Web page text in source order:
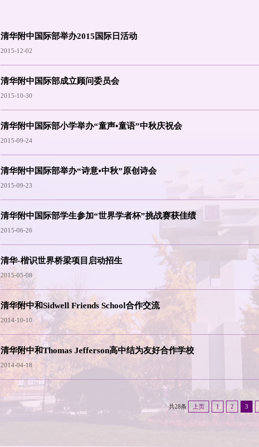
清华附中国际部举办2015国际日活动
2015-12-02
清华附中国际部成立顾问委员会
2015-10-30
清华附中国际部小学举办“童声•童语”中秋庆祝会
2015-09-24
清华附中国际部举办“诗意•中秋”原创诗会
2015-09-23
清华附中国际部学生参加“世界学者杯”挑战赛获佳绩
2015-06-26
清华-楷识世界桥梁项目启动招生
2015-05-08
清华附中和Sidwell Friends School合作交流
2014-10-10
清华附中和Thomas Jefferson高中结为友好合作学校
2014-04-18
共28条 上页 1 2 3